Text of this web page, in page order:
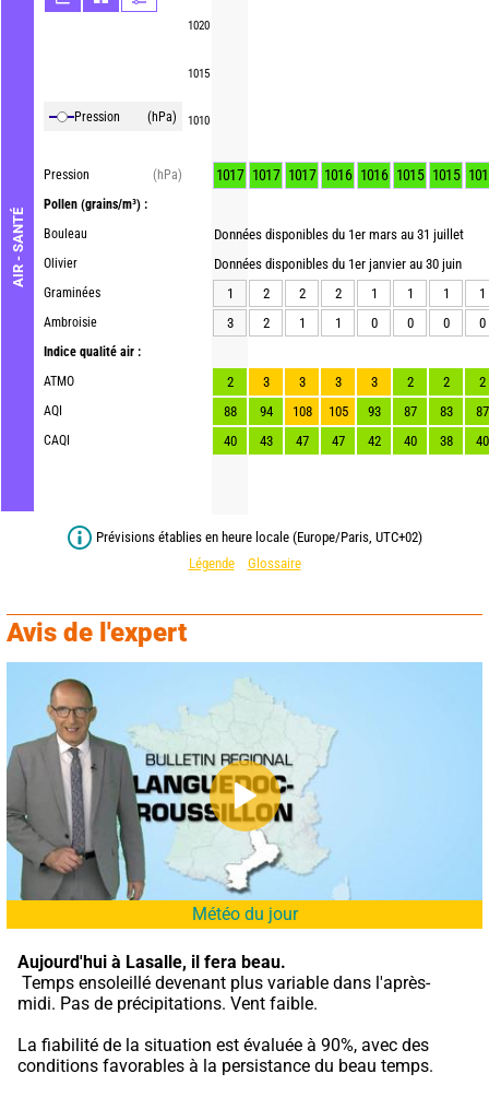
AIR - SANTÉ
Pression (hPa)
Pression
(hPa)
Pollen (grains/m³) :
Bouleau
Olivier
Graminées
Ambroisie
Indice qualité air :
ATMO
AQI
CAQI
1020
1015
1010
1017 1017 1017 1016 1016 1015 1015
Données disponibles du 1er mars au 31 juillet
Données disponibles du 1er janvier au 30 juin
1
2 2 2 1 1 1
1
3
2 1 1 0 0 0 0
2 3 3 3 3 2 2
2
88
94 108 105 93 87 83
87
40
43 47 47 42 40 38 40
Prévisions établies en heure locale (Europe/Paris, UTC+02)
Légende
Glossaire
Avis de l'expert
Météo du jour
Aujourd'hui à Lasalle, il fera beau.
midi. Pas de précipitations. Vent faible.
La fiabilité de la situation est évaluée à 90%, avec des
conditions favorables à la persistance du beau temps.